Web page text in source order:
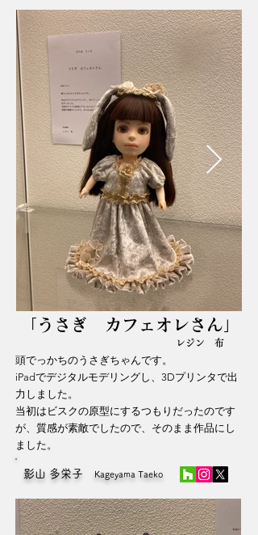
「うさぎ カフェオレさん」
レジン 布
頭でっかちのうさぎちゃんです。
iPadでデジタルモデリングし、3Dプリンタで出
力しました。
当初はビスクの原型にするつもりだったのです
が、質感が素敵でしたので、そのまま作品にし
ました。
影山 多栄子 Kageyama Taeko